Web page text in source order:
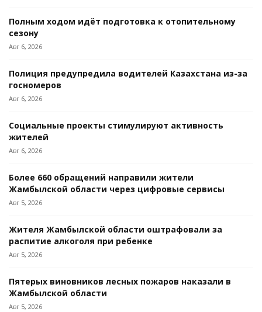
Полным ходом идёт подготовка к отопительному
сезону
Авг 6, 2026
Полиция предупредила водителей Казахстана из-за
госномеров
Авг 6, 2026
Социальные проекты стимулируют активность
жителей
Авг 6, 2026
Более 660 обращений направили жители
Жамбылской области через цифровые сервисы
Авг 5, 2026
Жителя Жамбылской области оштрафовали за
распитие алкоголя при ребенке
Авг 5, 2026
Пятерых виновников лесных пожаров наказали в
Жамбылской области
Авг 5, 2026